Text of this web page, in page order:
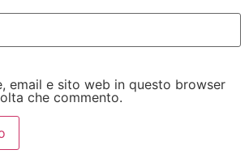
email e sito web in questo browser
che commento.